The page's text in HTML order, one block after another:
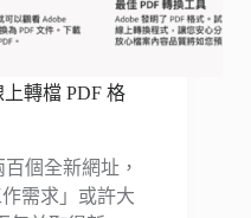
上轉檔 PDF 格
個全新網址，
需求」或許大